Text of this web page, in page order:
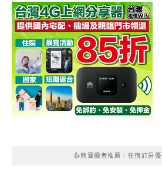
👍熊寶讀者推薦｜住宿訂房